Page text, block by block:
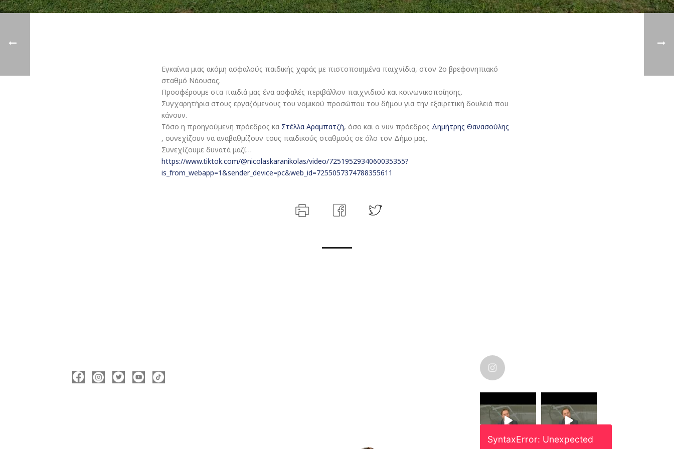
Εγκαίνια μιας ακόμη ασφαλούς παιδικής χαράς με πιστοποιημένα παιχνίδια, στον 2ο βρεφονηπιακό
σταθμό Νάουσας.
Προσφέρουμε στα παιδιά μας ένα ασφαλές περιβάλλον παιχνιδιού και κοινωνικοποίησης.
Συγχαρητήρια στους εργαζόμενους του νομικού προσώπου του δήμου για την εξαιρετική δουλειά που
κάνουν.
Τόσο η προηγούμενη πρόεδρος κα Στέλλα Αραμπατζή, όσο και ο νυν πρόεδρος Δημήτρης Θανασούλης
, συνεχίζουν να αναβαθμίζουν τους παιδικούς σταθμούς σε όλο τον Δήμο μας.
Συνεχίζουμε δυνατά μαζί…
https://www.tiktok.com/@nicolaskaranikolas/video/7251952934060035355?
is_from_webapp=1&sender_device=pc&web_id=7255057374788355611
SyntaxError: Unexpected